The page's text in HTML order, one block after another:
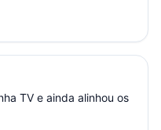
TV e ainda alinhou os